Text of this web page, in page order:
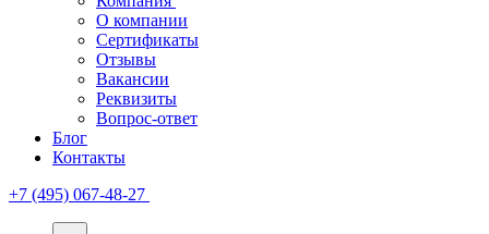
О компании
Сертификаты
Отзывы
Вакансии
Реквизиты
Вопрос-ответ
Блог
Контакты
+7 (495) 067-48-27